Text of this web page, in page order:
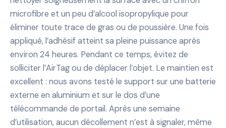
microfibre et un peu d’alcool isopropylique pour
éliminer toute trace de gras ou de poussière. Une fois
appliqué, l’adhésif atteint sa pleine puissance après
environ 24 heures. Pendant ce temps, évitez de
solliciter l’AirTag ou de déplacer l’objet. Le maintien est
excellent : nous avons testé le support sur une batterie
externe en aluminium et sur le dos d’une
télécommande de portail. Après une semaine
d’utilisation, aucun décollement n’est à signaler, même